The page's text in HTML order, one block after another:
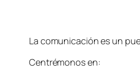
La comunicación es un
Centrémonos en: